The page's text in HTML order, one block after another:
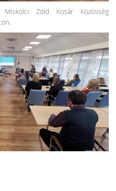
Zöld Kosár Közösség